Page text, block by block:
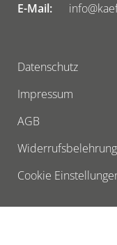
E-Mail:
Datenschutz
Impressum
AGB
Widerrufsbelehrung
Cookie